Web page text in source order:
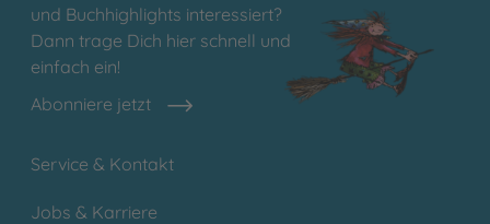
und Buchhighlights interessiert?
Dann trage Dich hier schnell und
einfach ein!
Abonniere jetzt
Service & Kontakt
Jobs & Karriere